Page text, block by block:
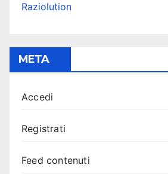
Raziolution
META
Accedi
Registrati
Feed contenuti